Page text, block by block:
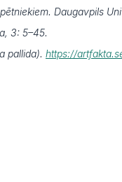
Daugavpils
3: 5–45.
pallida). https://